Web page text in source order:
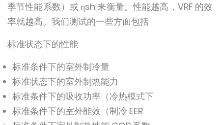
季节性能系数）或 ηsh 来衡量。性能越高，VRF 的效
率就越高。我们测试的一些方面包括
标准状态下的性能
标准条件下的室外制冷量
标准状态下的室外制热能力
标准条件下的吸收功率（冷热模式下
标准条件下的室外能效（制冷 EER